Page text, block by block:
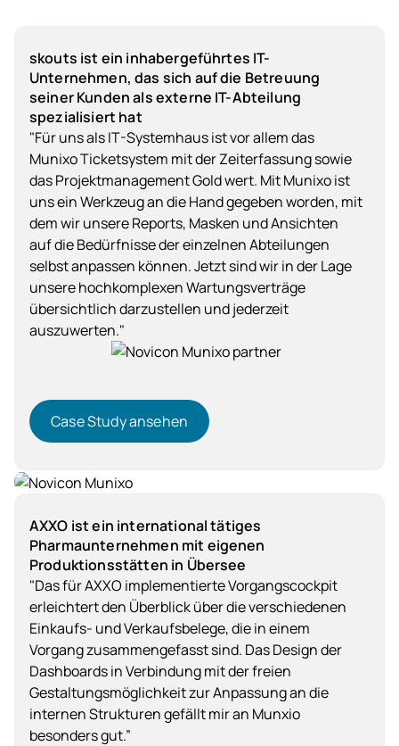
skouts ist ein inhabergeführtes IT-
Unternehmen, das sich auf die Betreuung
seiner Kunden als externe IT-Abteilung
spezialisiert hat
"Für uns als IT-Systemhaus ist vor allem das
Munixo Ticketsystem mit der Zeiterfassung sowie
das Projektmanagement Gold wert. Mit Munixo ist
uns ein Werkzeug an die Hand gegeben worden, mit
dem wir unsere Reports, Masken und Ansichten
auf die Bedürfnisse der einzelnen Abteilungen
selbst anpassen können. Jetzt sind wir in der Lage
unsere hochkomplexen Wartungsverträge
übersichtlich darzustellen und jederzeit
auszuwerten."
Case Study ansehen
Dienstleistung
AXXO ist ein international tätiges
Pharmaunternehmen mit eigenen
Produktionsstätten in Übersee
"Das für AXXO implementierte Vorgangscockpit
erleichtert den Überblick über die verschiedenen
Einkaufs- und Verkaufsbelege, die in einem
Vorgang zusammengefasst sind. Das Design der
Dashboards in Verbindung mit der freien
Gestaltungsmöglichkeit zur Anpassung an die
internen Strukturen gefällt mir an Munxio
besonders gut.”